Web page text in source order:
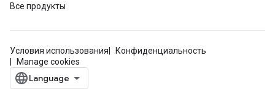
Все продукты
Условия использования
Конфиденциальность
Manage cookies